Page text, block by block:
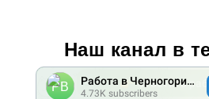
Наш канал в